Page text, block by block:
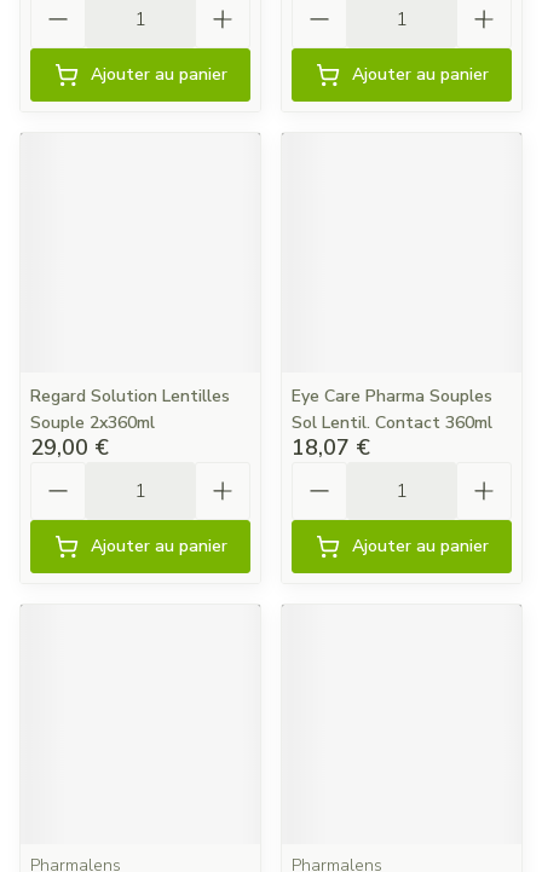
Ajouter au panier Ajouter au panier
Regard Solution Lentilles
Souple 2x360ml
29,00 €
Ajouter au panier
Eye Care Pharma Souples
Sol Lentil. Contact 360ml
18,07 €
Ajouter au panier
Pharmalens
Pharmalens